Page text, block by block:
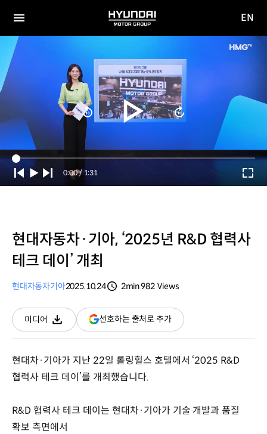
전체
HYUNDAI
MOTOR
사이
EN
Current
Time
0:00 / Duration
1:31
현대자동차·기아, ‘2025년 R&D 협력사
테크 데이’ 개최
현대자동차기아2025.10.24
2min982 Views
미디어
다운로드
선호하는 출처로 추가(새
창
현대차·기아가 지난 22일 롤링힐스 호텔에서 ‘2025 R&D
협력사 테크 데이’를 개최했습니다.
R&D 협력사 테크 데이는 현대차·기아가 기술 개발과 품질
확보 측면에서